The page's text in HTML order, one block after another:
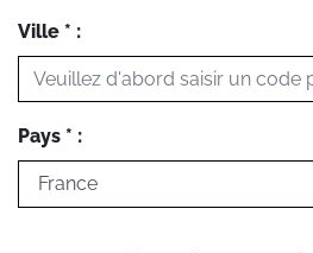
Ville * :
Pays * :